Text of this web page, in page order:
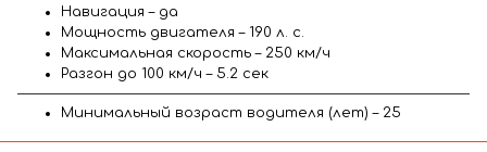
Навигация – да
Мощность двигателя – 190 л. с.
Максимальная скорость – 250 км/ч
Разгон до 100 км/ч – 5.2 сек
Минимальный возраст водителя (лет) – 25